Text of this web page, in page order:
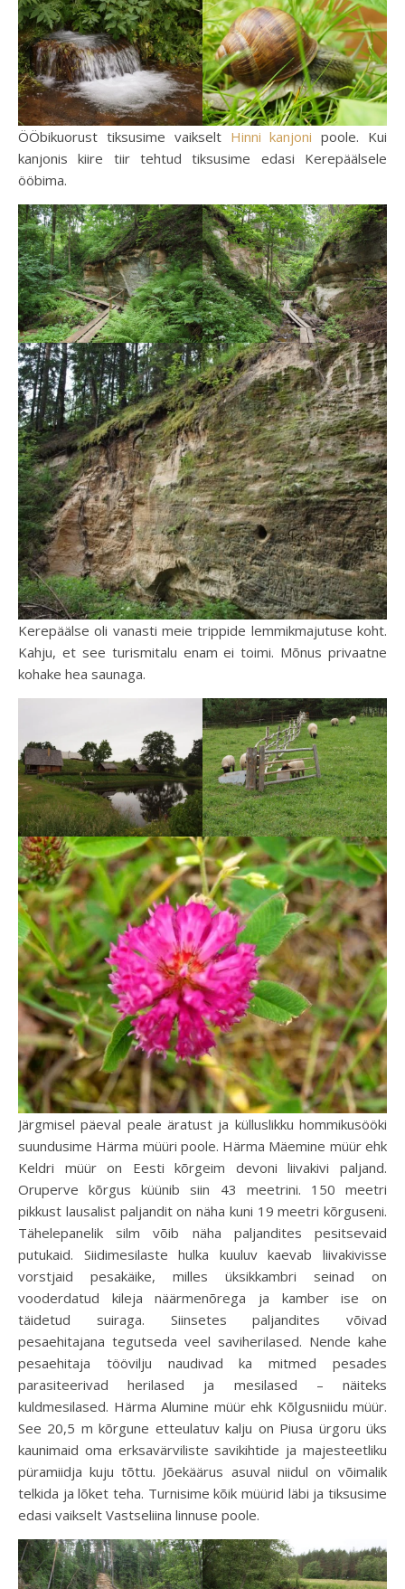
ÖÖbikuorust tiksusime vaikselt Hinni kanjoni poole. Kui
kanjonis kiire tiir tehtud tiksusime edasi Kerepäälsele
ööbima.
Kerepäälse oli vanasti meie trippide lemmikmajutuse koht.
Kahju, et see turismitalu enam ei toimi. Mõnus privaatne
kohake hea saunaga.
Järgmisel päeval peale äratust ja külluslikku hommikusööki
suundusime Härma müüri poole. Härma Mäemine müür ehk
Keldri müür on Eesti kõrgeim devoni liivakivi paljand.
Oruperve kõrgus küünib siin 43 meetrini. 150 meetri
pikkust lausalist paljandit on näha kuni 19 meetri kõrguseni.
Tähelepanelik silm võib näha paljandites pesitsevaid
putukaid. Siidimesilaste hulka kuuluv kaevab liivakivisse
vorstjaid pesakäike, milles üksikkambri seinad on
vooderdatud kileja näärmenõrega ja kamber ise on
täidetud suiraga. Siinsetes paljandites võivad
pesaehitajana tegutseda veel saviherilased. Nende kahe
pesaehitaja töövilju naudivad ka mitmed pesades
parasiteerivad herilased ja mesilased – näiteks
kuldmesilased. Härma Alumine müür ehk Kõlgusniidu müür.
See 20,5 m kõrgune etteulatuv kalju on Piusa ürgoru üks
kaunimaid oma erksavärviliste savikihtide ja majesteetliku
püramiidja kuju tõttu. Jõekäärus asuval niidul on võimalik
telkida ja lõket teha. Turnisime kõik müürid läbi ja tiksusime
edasi vaikselt Vastseliina linnuse poole.